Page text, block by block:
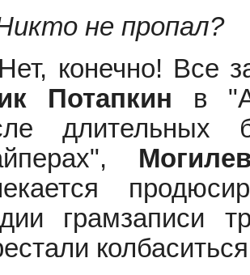
не пропал?
конечно! Все
Потапкин в
грамзаписи